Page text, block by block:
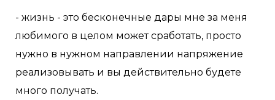
- жизнь - это бесконечные дары мне за меня
любимого в целом может сработать, просто
нужно в нужном направлении напряжение
реализовывать и вы действительно будете
много получать.